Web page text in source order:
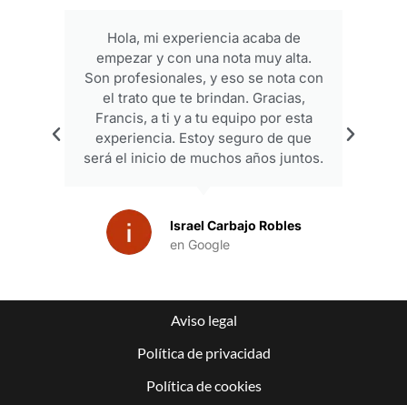
Hola, mi experiencia acaba de
empezar y con una nota muy alta.
Son profesionales, y eso se nota con
el trato que te brindan. Gracias,
Francis, a ti y a tu equipo por esta
experiencia. Estoy seguro de que
será el inicio de muchos años juntos.
Israel Carbajo Robles
en Google
Aviso legal
Política de privacidad
Política de cookies